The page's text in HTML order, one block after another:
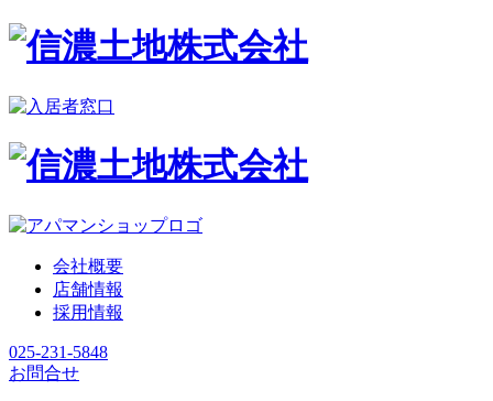
会社概要
店舗情報
採用情報
025-231-5848
お問合せ